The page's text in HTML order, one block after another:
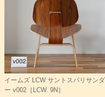
イームズ LCW サントスパリサンダ
ー v002［LCW. 9N］